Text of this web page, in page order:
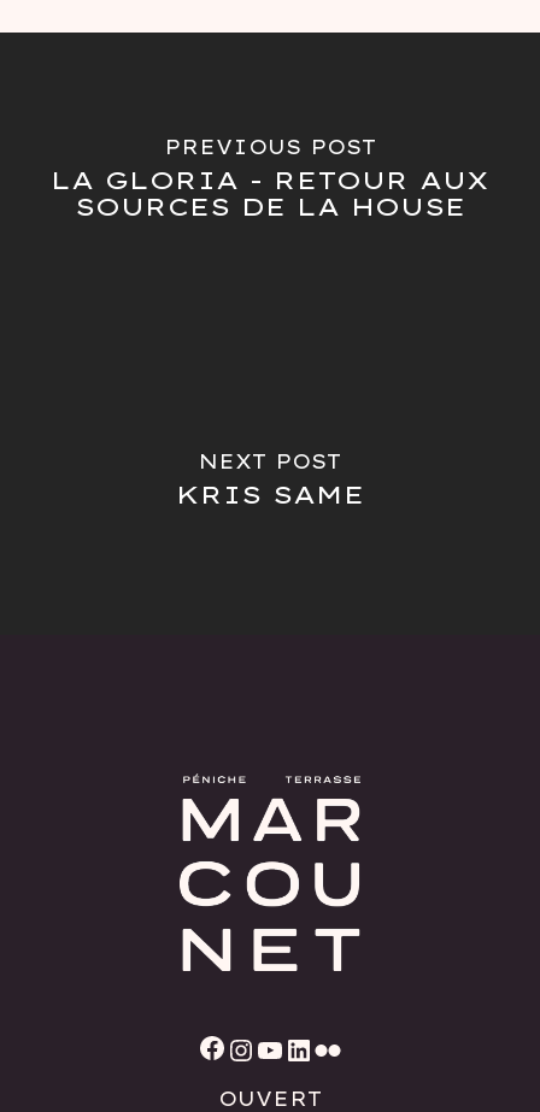
PREVIOUS POST
LA GLORIA - RETOUR AUX
SOURCES DE LA HOUSE
NEXT POST
KRIS SAME
Facebook Instagram YouTube
OUVERT